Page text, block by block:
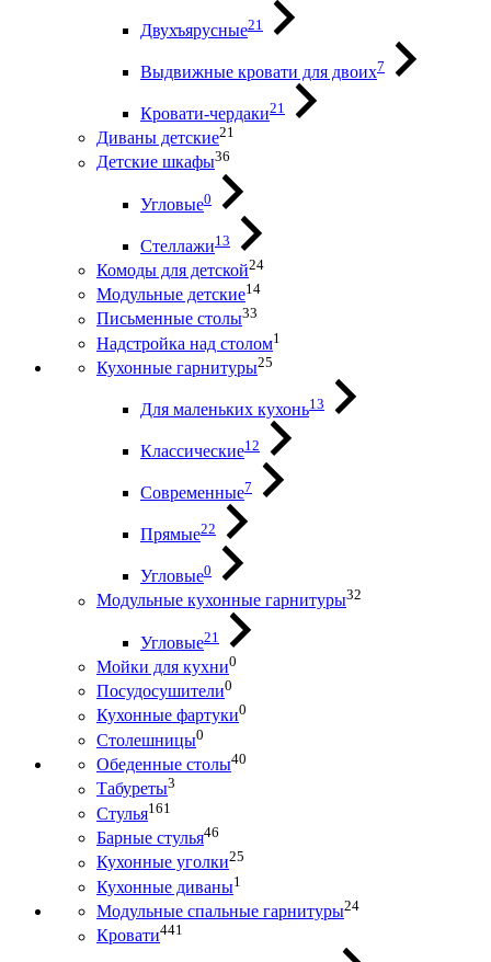
Двухъярусные21
Выдвижные кровати для двоих7
Кровати-чердаки21
Диваны детские21
Детские шкафы36
Угловые0
Стеллажи13
Комоды для детской24
Модульные детские14
Письменные столы33
Надстройка над столом1
Кухонные гарнитуры25
Для маленьких кухонь13
Классические12
Современные7
Прямые22
Угловые0
Модульные кухонные гарнитуры32
Угловые21
Мойки для кухни0
Посудосушители0
Кухонные фартуки0
Столешницы0
Обеденные столы40
Табуреты3
Стулья161
Барные стулья46
Кухонные уголки25
Кухонные диваны1
Модульные спальные гарнитуры24
Кровати441